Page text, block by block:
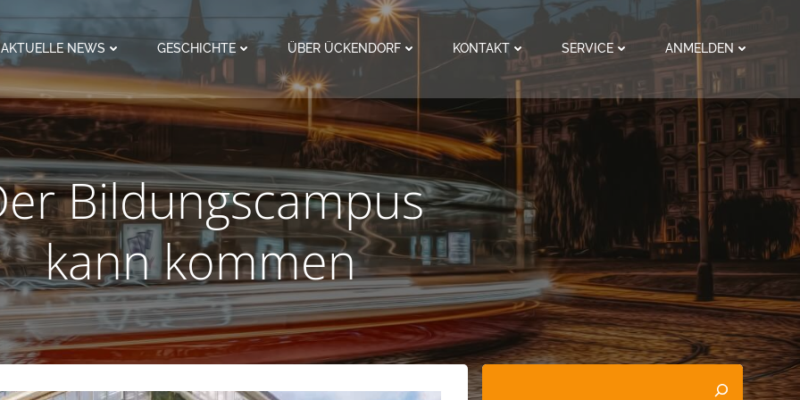
AKTUELLE NEWS GESCHICHTE ÜBER ÜCKENDORF KONTAKT SERVICE ANMELDEN
Bildungscampus
kann kommen
Suchen